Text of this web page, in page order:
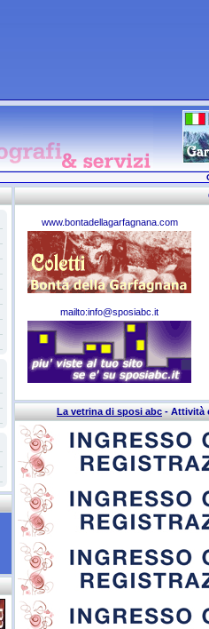
www.bontadellagarfagnana.com
mailto:info@sposiabc.it
La vetrina di sposi abc- Attività